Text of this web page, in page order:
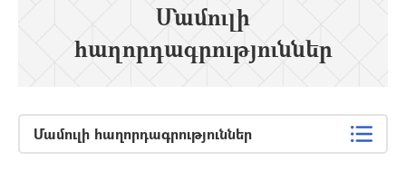
Մամուլի
հաղորդագրություններ
Մամուլի հաղորդագրություններ